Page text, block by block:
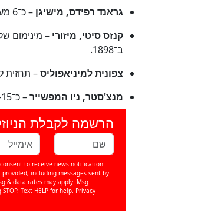
גראנד רפידס, מישיגן – כ־6 מעלות מתחת לאפס צלזיוס, גם כן עלול לשבור שיא מהמאה ה־19.
קנזס סיטי, מיזורי
ב־1898.
צפונית למיניאפוליס– תחזית ל־29 מעלות מתחת
מנצ'סטר, ניו המפשייר– כ־15–16 מעלות מתחת לאפס בצהריים.
הרשמה לקבלת
to receive news notification
including messages sent by
& data rates may apply. Msg
Text HELP for help. Privacy